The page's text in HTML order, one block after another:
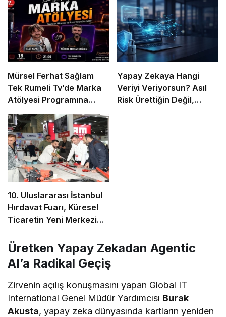
Mürsel Ferhat Sağlam
Tek Rumeli Tv’de Marka
Atölyesi Programına
Konuk Oldu
Yapay Zekaya Hangi
Veriyi Veriyorsun? Asıl
Risk Ürettiğin Değil,
10. Uluslararası İstanbul
Hırdavat Fuarı, Küresel
Ticaretin Yeni Merkezi
Üretken Yapay Zekadan Agentic
AI’a Radikal Geçiş
Zirvenin açılış konuşmasını yapan Global IT
International Genel Müdür Yardımcısı Burak
Akusta, yapay zeka dünyasında kartların yeniden